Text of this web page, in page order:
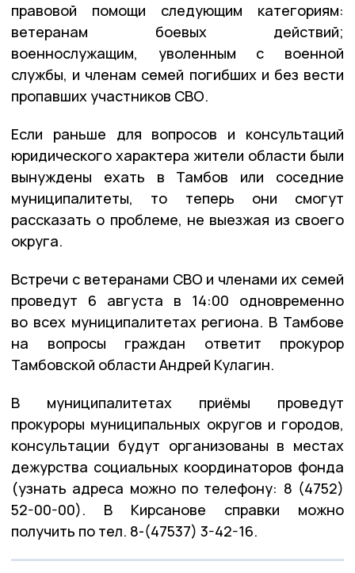
правовой помощи следующим категориям:
ветеранам боевых действий;
военнослужащим, уволенным с военной
службы, и членам семей погибших и без вести
пропавших участников СВО.
Если раньше для вопросов и консультаций
юридического характера жители области были
вынуждены ехать в Тамбов или соседние
муниципалитеты, то теперь они смогут
рассказать о проблеме, не выезжая из своего
округа.
Встречи с ветеранами СВО и членами их семей
проведут 6 августа в 14:00 одновременно
во всех муниципалитетах региона. В Тамбове
на вопросы граждан ответит прокурор
Тамбовской области Андрей Кулагин.
В муниципалитетах приёмы проведут
прокуроры муниципальных округов и городов,
консультации будут организованы в местах
дежурства социальных координаторов фонда
(узнать адреса можно по телефону: 8 (4752)
52-00-00). В Кирсанове справки можно
получить по тел. 8-(47537) 3-42-16.